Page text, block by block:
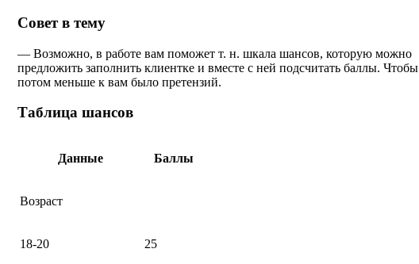
Совет в тему
— Возможно, в работе вам поможет т. н. шкала шансов, которую можно
предложить заполнить клиентке и вместе с ней подсчитать баллы. Чтобы
потом меньше к вам было претензий.
Таблица шансов
Данные Баллы
Возраст
18-20 25